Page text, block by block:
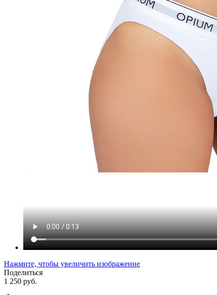
Нажмите, чтобы увеличить изображение
Поделиться
1 250 руб.